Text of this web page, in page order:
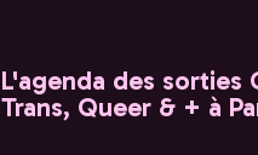
L'agenda des sorties
Trans, Queer & + à